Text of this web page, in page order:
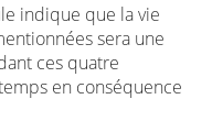
indique que la vie
sera une
ces quatre
en conséquence